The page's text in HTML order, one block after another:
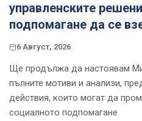
управленските
подпомагане да се
6 Август, 2026
Ще продължа да настоявам
пълните мотиви и анализи,
действия, които могат да
социалното подпомагане